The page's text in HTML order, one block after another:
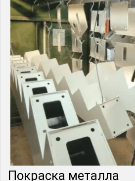
Покраска металла